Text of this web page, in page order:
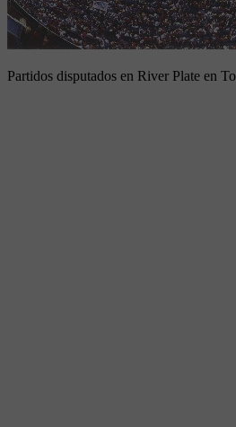
Partidos disputados en River Plate en